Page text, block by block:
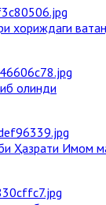
хориждаги
олинди
Ҳазрати Имом